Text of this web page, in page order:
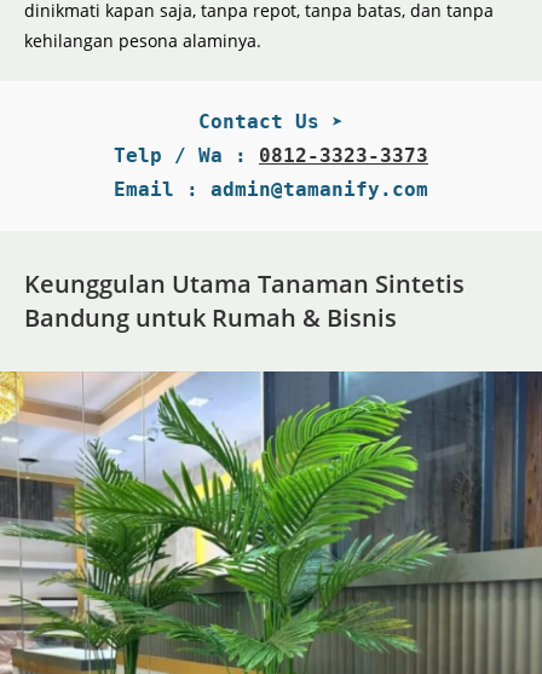
dinikmati kapan saja, tanpa repot, tanpa batas, dan tanpa
kehilangan pesona alaminya.
Contact Us ➤
Telp / Wa : 0812-3323-3373
Email : admin@tamanify.com
Keunggulan Utama Tanaman Sintetis
Bandung untuk Rumah & Bisnis